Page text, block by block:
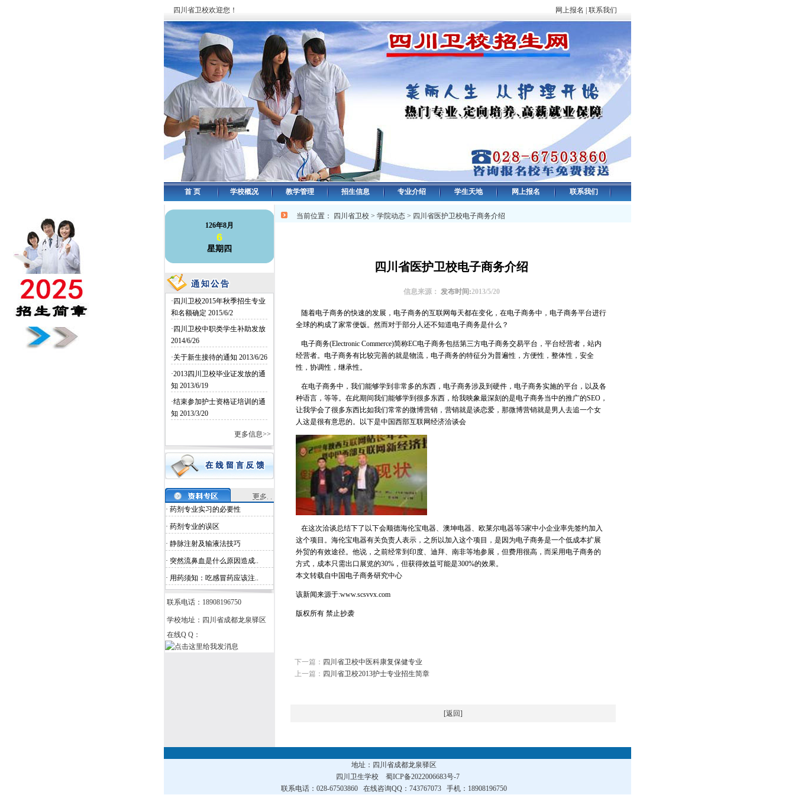
四川省卫校欢迎您！ 网上报名 联系我们
首 页 学校概况 教学管理 招生信息 专业介绍 学生天地 网上报名 联系我们
126年8月
6
星期四
·四川卫校2015年秋季招生专业
和名额确定 2015/6/2
·四川卫校中职类学生补助发放
2014/6/26
·关于新生接待的通知 2013/6/26
·2013四川卫校毕业证发放的通
知 2013/6/19
·结束参加护士资格证培训的通
知 2013/3/20
更多信息>>
· 药剂专业实习的必要性
· 药剂专业的误区
· 静脉注射及输液法技巧
· 突然流鼻血是什么原因造成..
· 用药须知：吃感冒药应该注..
联系电话：18908196750
学校地址：四川省成都龙泉驿区
在线Q Q：
当前位置： 四川省卫校 > 学院动态 > 四川省医护卫校电子商务介绍
四川省医护卫校电子商务介绍
信息来源： 发布时间:2013/5/20
随着电子商务的快速的发展，电子商务的互联网每天都在变化，在电子商务中，电子商务平台进行
全球的构成了家常便饭。然而对于部分人还不知道电子商务是什么？
电子商务(Electronic Commerce)简称EC电子商务包括第三方电子商务交易平台，平台经营者，站内
经营者。电子商务有比较完善的就是物流，电子商务的特征分为普遍性，方便性，整体性，安全
性，协调性，继承性。
在电子商务中，我们能够学到非常多的东西，电子商务涉及到硬件，电子商务实施的平台，以及各
种语言，等等。在此期间我们能够学到很多东西，给我映象最深刻的是电子商务当中的推广的SEO，
让我学会了很多东西比如我们常常的微博营销，营销就是谈恋爱，那微博营销就是男人去追一个女
人这是很有意思的。以下是中国西部互联网经济洽谈会
在这次洽谈总结下了以下会顺德海伦宝电器、澳坤电器、欧莱尔电器等5家中小企业率先签约加入
这个项目。海伦宝电器有关负责人表示，之所以加入这个项目，是因为电子商务是一个低成本扩展
外贸的有效途径。他说，之前经常到印度、迪拜、南非等地参展，但费用很高，而采用电子商务的
方式，成本只需出口展览的30%，但获得效益可能是300%的效果。
本文转载自中国电子商务研究中心
该新闻来源于:www.scsvvx.com
版权所有 禁止抄袭
下一篇： 四川省卫校中医科康复保健专业
上一篇： 四川省卫校2013护士专业招生简章
[返回]
地址：四川省成都龙泉驿区
四川卫生学校 蜀ICP备2022006683号-7
联系电话：028-67503860 在线咨询QQ：743767073 手机：18908196750